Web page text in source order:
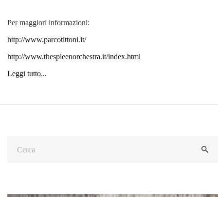
Per maggiori informazioni:
http://www.parcotittoni.it/
http://www.thespleenorchestra.it/index.html
Leggi tutto...